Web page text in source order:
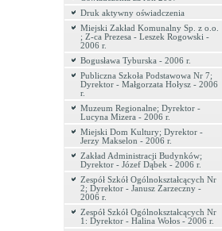
Druk aktywny oświadczenia
Miejski Zakład Komunalny Sp. z o.o.
; Z-ca Prezesa - Leszek Rogowski -
2006 r.
Bogusława Tyburska - 2006 r.
Publiczna Szkoła Podstawowa Nr 7;
Dyrektor - Małgorzata Hołysz - 2006
r.
Muzeum Regionalne; Dyrektor -
Lucyna Mizera - 2006 r.
Miejski Dom Kultury; Dyrektor -
Jerzy Makselon - 2006 r.
Zakład Administracji Budynków;
Dyrektor - Józef Dąbek - 2006 r.
Zespół Szkół Ogólnokształcących Nr
2; Dyrektor - Janusz Zarzeczny -
2006 r.
Zespół Szkół Ogólnokształcących Nr
1: Dyrektor - Halina Wołos - 2006 r.